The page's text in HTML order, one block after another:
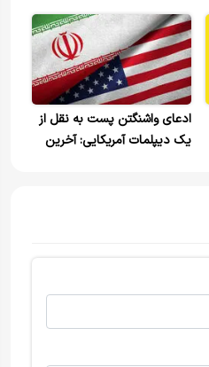
کنیم +ویدیو
ادعای واشنگتن پست به نقل از
یک دیپلمات آمریکایی: آخرین